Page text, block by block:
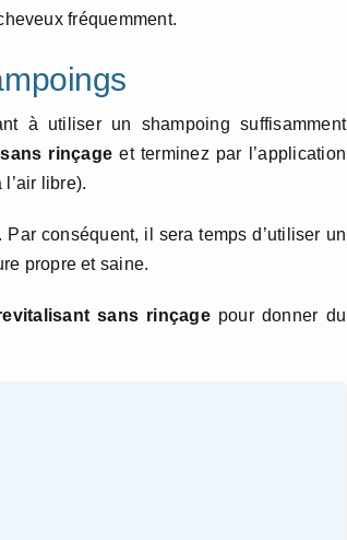
fréquemment.
à utiliser un shampoing suffisamment
rinçage et terminez par l’application
libre).
conséquent, il sera temps d’utiliser un
propre et saine.
sans rinçagepour donner du